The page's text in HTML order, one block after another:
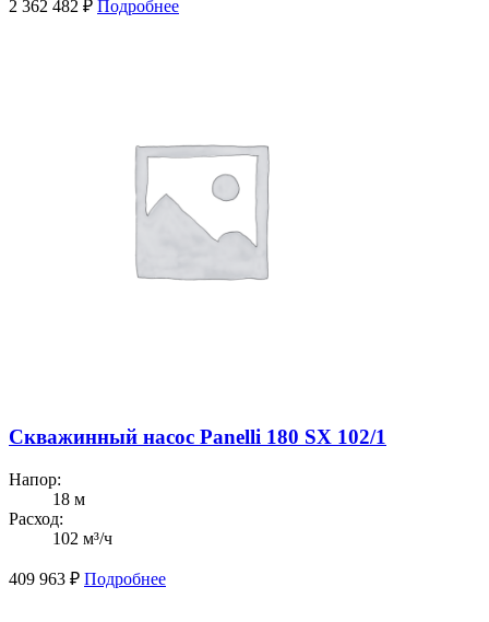
2 362 482 ₽ Подробнее
Скважинный насос Panelli 180 SX 102/1
Напор:
18 м
Расход:
102 м³/ч
409 963 ₽ Подробнее